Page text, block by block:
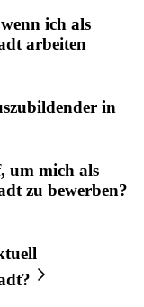
ich als
arbeiten
in
um mich als
zu bewerben?
?